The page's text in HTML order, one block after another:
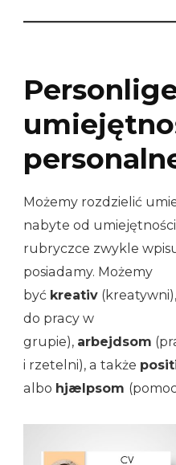
Możemy rozdzielić
nabyte od
rubryczce zwykle
posiadamy. Możemy
być kreativ (kreatywni),
do pracy w
grupie), arbejdsom
i rzetelni), a także
albo hjælpsom